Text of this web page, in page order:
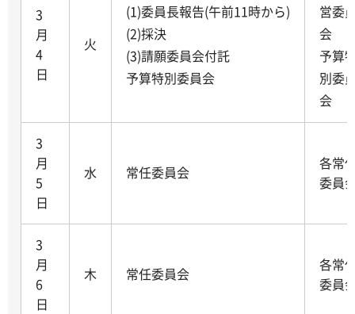
3
月
4
日
火
(1)委員長報告(午前11時から)
(2)採決
(3)請願委員会付託
予算特別委員会
営委
会
予算
別委
会
3
月
5
日
水 常任委員会
各常
委員
3
月
6
日
木 常任委員会
各常
委員